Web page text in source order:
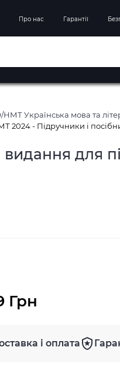
Про нас Гарантії
Українська мова та
2024 - Підручники і
для
Грн
і оплата